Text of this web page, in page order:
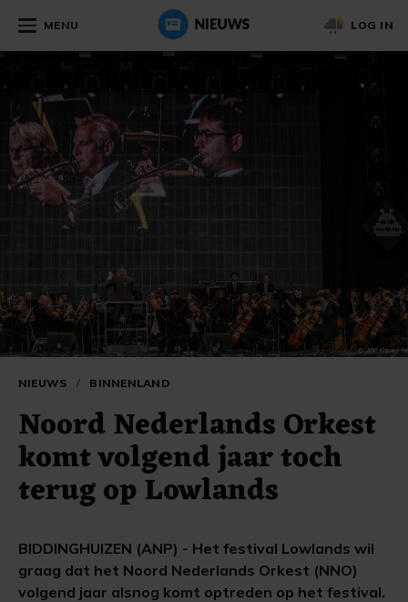
MENU LOG IN
NIEUWS / BINNENLAND
Noord Nederlands Orkest
komt volgend jaar toch
terug op Lowlands
BIDDINGHUIZEN (ANP) - Het festival Lowlands wil
graag dat het Noord Nederlands Orkest (NNO)
volgend jaar alsnog komt optreden op het festival.